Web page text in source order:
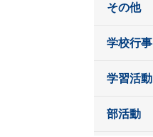
その他
学校行事
学習活動
部活動